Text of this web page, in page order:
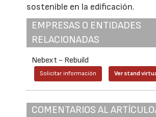
sostenible en la edificación.
EMPRESAS O ENTIDADES
RELACIONADAS
Nebext - Rebuild
Solicitar información Ver stand
COMENTARIOS AL